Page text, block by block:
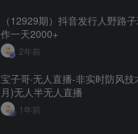
（12929期）抖音发行人野路
作一天2000+
2年前
宝子哥·无人直播-非实时防风
月)无人半无人直播
1年前